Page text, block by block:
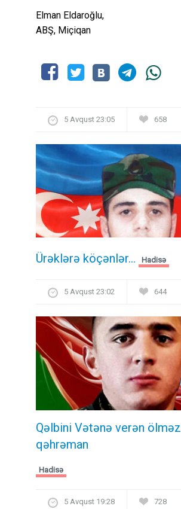
Elman Eldaroğlu,
ABŞ, Miçiqan
5 Avqust 23:05 658
Ürəklərə köçənlər... Hadisə
5 Avqust 23:02 644
Qəlbini Vətənə verən ölməz
qəhrəman
Hadisə
5 Avqust 19:28 728